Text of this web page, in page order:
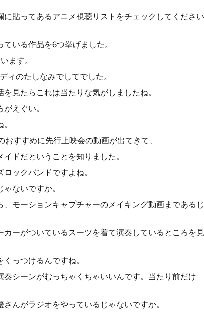
貼ってあるアニメ視聴リストをチェックしてください
いる作品を6つ挙げました。
ます。
ィのたしなみでしてでした。
見たらこれは当たりな気がしましたね。
えぐい。
すすめに先行上映会の動画が出てきて、
ドだということを知りました。
ックバンドですよね。
ないですか。
モーションキャプチャーのメイキング動画まであるじ
ーがついているスーツを着て演奏しているところを見
っつけるんですね。
シーンがむっちゃくちゃいいんです。当たり前だけ
んがラジオをやっているじゃないですか。